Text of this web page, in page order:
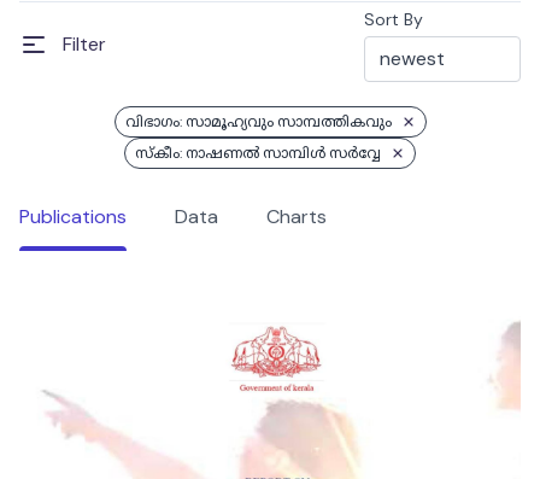
Filter
Sort By
വിഭാഗം: സാമൂഹ്യവും സാമ്പത്തികവും
സ്കീം: നാഷണല്‍ സാമ്പിള്‍ സര്‍വ്വേ
Publications Data Charts